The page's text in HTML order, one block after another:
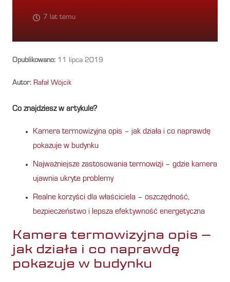
7 lat temu
Opublikowano: 11 lipca 2019
Autor: Rafał Wójcik
Co znajdziesz w artykule?
Kamera termowizyjna opis – jak działa i co naprawdę
pokazuje w budynku
Najważniejsze zastosowania termowizji – gdzie kamera
ujawnia ukryte problemy
Realne korzyści dla właściciela – oszczędność,
bezpieczeństwo i lepsza efektywność energetyczna
Kamera termowizyjna opis –
jak działa i co naprawdę
pokazuje w budynku